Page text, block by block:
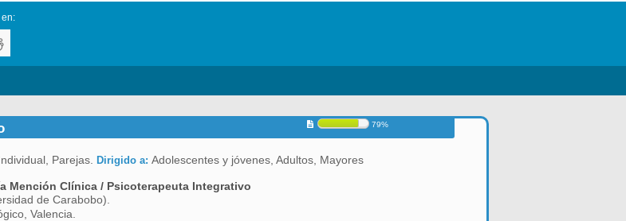
79%
Parejas. Dirigido a: Adolescentes y jóvenes, Adultos, Mayores
Mención Clínica / Psicoterapeuta Integrativo
de Carabobo).
Valencia.